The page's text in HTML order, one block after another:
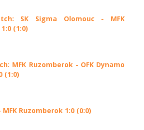
SK Sigma Olomouc - MFK
(1:0)
MFK Ruzomberok - OFK Dynamo
(1:0)
MFK Ruzomberok 1:0 (0:0)